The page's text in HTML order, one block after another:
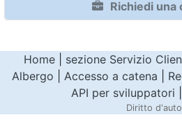
Richiedi una
Home sezione Servizio
Albergo
Accesso a catena
API per sviluppatori
Diritto